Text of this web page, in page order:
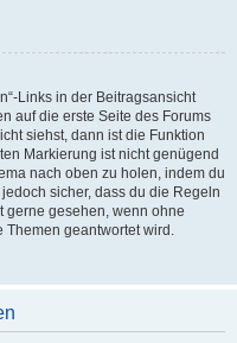
Links in der Beitragsansicht
auf die erste Seite des Forums
siehst, dann ist die Funktion
Markierung ist nicht genügend
nach oben zu holen, indem du
sicher, dass du die Regeln
gerne gesehen, wenn ohne
Themen geantwortet wird.